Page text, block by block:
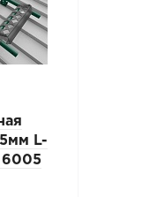
L-
6005